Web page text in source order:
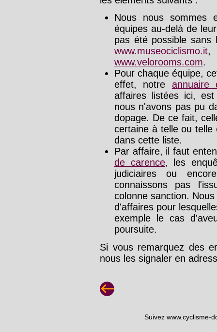
Nous nous sommes
équipes au-delà de
pas été possible sans
www.museociclismo.it
www.velorooms.com.
Pour chaque équipe,
effet, notre annuaire
affaires listées ici,
nous n'avons pas pu
dopage. De ce fait,
certaine à telle ou telle
dans cette liste.
Par affaire, il faut
de carence, les
judiciaires ou
connaissons pas
colonne sanction.
d'affaires pour
exemple le cas
poursuite.
Si vous remarquez des
nous les signaler en
Suivez www.cyclisme-